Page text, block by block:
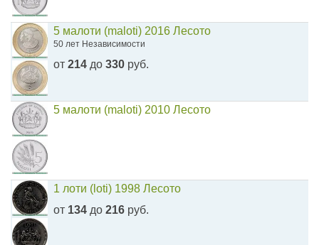
5 малоти (maloti) 2016 Лесото
50 лет Независимости
от 214 до 330 руб.
5 малоти (maloti) 2010 Лесото
1 лоти (loti) 1998 Лесото
от 134 до 216 руб.